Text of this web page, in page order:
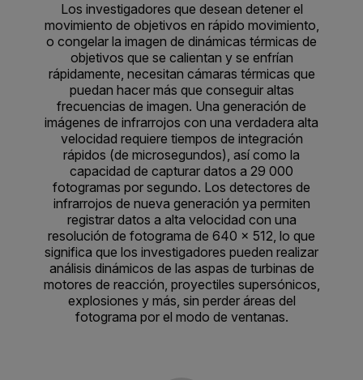
Los investigadores que desean detener el
movimiento de objetivos en rápido movimiento,
o congelar la imagen de dinámicas térmicas de
objetivos que se calientan y se enfrían
rápidamente, necesitan cámaras térmicas que
puedan hacer más que conseguir altas
frecuencias de imagen. Una generación de
imágenes de infrarrojos con una verdadera alta
velocidad requiere tiempos de integración
rápidos (de microsegundos), así como la
capacidad de capturar datos a 29 000
fotogramas por segundo. Los detectores de
infrarrojos de nueva generación ya permiten
registrar datos a alta velocidad con una
resolución de fotograma de 640 x 512, lo que
significa que los investigadores pueden realizar
análisis dinámicos de las aspas de turbinas de
motores de reacción, proyectiles supersónicos,
explosiones y más, sin perder áreas del
fotograma por el modo de ventanas.